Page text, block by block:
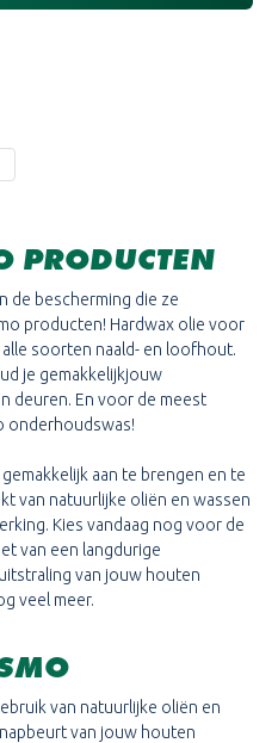
PRODUCTEN
de bescherming die ze
producten! Hardwax olie voor
soorten naald- en loofhout.
je gemakkelijkjouw
deuren. En voor de meest
onderhoudswas!
aan te brengen en te
van natuurlijke oliën en wassen
Kies vandaag nog voor de
van een langdurige
van jouw houten
veel meer.
van natuurlijke oliën en
van jouw houten